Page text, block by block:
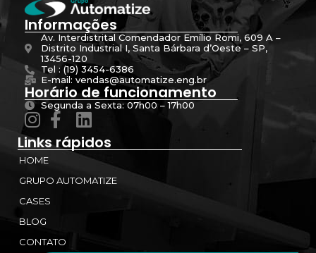
Informações
Av. Interdistrital Comendador Emílio Romi, 609 A –
Distrito Industrial I, Santa Bárbara d’Oeste – SP,
13456-120
Tel : (19) 3454-6386
E-mail: vendas@automatize.eng.br
Horário de funcionamento
Segunda a Sexta: 07h00 – 17h00
Links rápidos
HOME
GRUPO AUTOMATIZE
CASES
BLOG
CONTATO